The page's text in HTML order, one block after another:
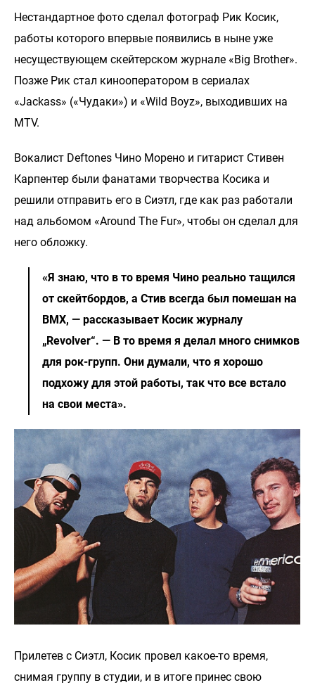
Нестандартное фото сделал фотограф Рик Косик,
работы которого впервые появились в ныне уже
несуществующем скейтерском журнале «Big Brother».
Позже Рик стал кинооператором в сериалах
«Jackass» («Чудаки») и «Wild Boyz», выходивших на
MTV.
Вокалист Deftones Чино Морено и гитарист Стивен
Карпентер были фанатами творчества Косика и
решили отправить его в Сиэтл, где как раз работали
над альбомом «Around The Fur», чтобы он сделал для
него обложку.
«Я знаю, что в то время Чино реально тащился
от скейтбордов, а Стив всегда был помешан на
BMX, — рассказывает Косик журналу
„Revolver“. — В то время я делал много снимков
для рок-групп. Они думали, что я хорошо
подхожу для этой работы, так что все встало
на свои места».
Прилетев с Сиэтл, Косик провел какое-то время,
снимая группу в студии, и в итоге принес свою